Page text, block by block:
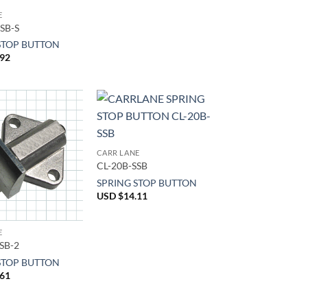
S
BUTTON
2
BUTTON
CARR LANE
CL-20B-SSB
SPRING STOP BUTTON
USD $14.11